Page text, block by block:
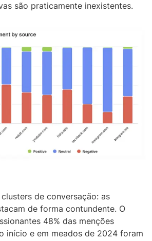
são praticamente inexistentes.
de conversação: as
de forma contundente. O
48% das menções
início e em meados de 2024 foram